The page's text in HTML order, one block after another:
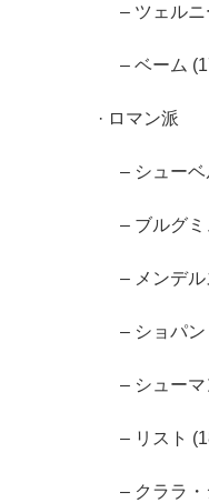
– ツェル
– ベーム
· ロマン派
– シュー
– ブルグ
– メンデ
– ショパ
– シュー
– リスト
– クララ